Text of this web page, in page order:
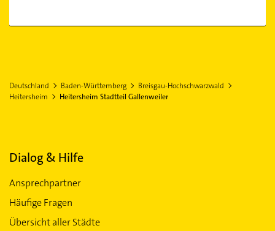
Deutschland Baden-Württemberg
Breisgau-Hochschwarzwald
Heitersheim
Heitersheim Stadtteil Gallenweiler
Dialog & Hilfe
Ansprechpartner
Häufige Fragen
Übersicht aller Städte